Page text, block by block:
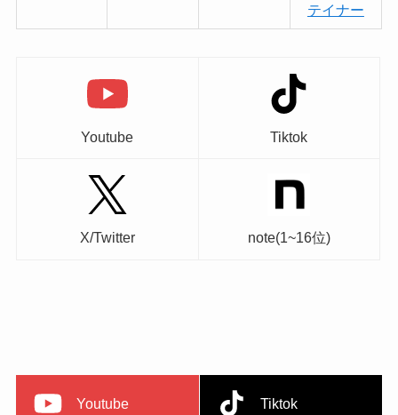
テイナー
Youtube Tiktok
X/Twitter note(1~16位)
Youtube Tiktok